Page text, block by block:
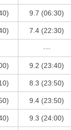
9.7 (06:30)
7.4 (22:30)
---
9.2 (23:40)
8.3 (23:50)
9.4 (23:50)
9.3 (24:00)